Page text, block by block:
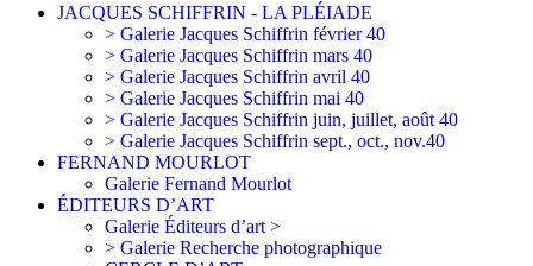
JACQUES SCHIFFRIN - LA PLÉIADE
> Galerie Jacques Schiffrin février 40
> Galerie Jacques Schiffrin mars 40
> Galerie Jacques Schiffrin avril 40
> Galerie Jacques Schiffrin mai 40
> Galerie Jacques Schiffrin juin, juillet, août 40
> Galerie Jacques Schiffrin sept., oct., nov.40
FERNAND MOURLOT
Galerie Fernand Mourlot
ÉDITEURS D’ART
Galerie Éditeurs d’art >
> Galerie Recherche photographique